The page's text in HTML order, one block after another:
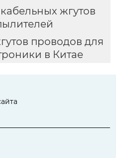
жгутов
проводов для
в Китае